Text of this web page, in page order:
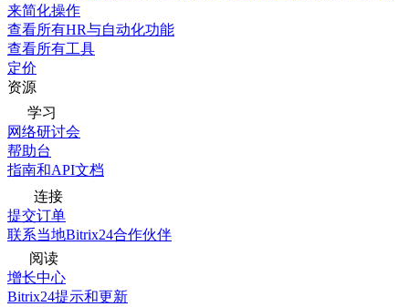
来简化操作
查看所有HR与自动化功能
查看所有工具
定价
资源
学习
网络研讨会
帮助台
指南和API文档
连接
提交订单
联系当地Bitrix24合作伙伴
阅读
增长中心
Bitrix24提示和更新